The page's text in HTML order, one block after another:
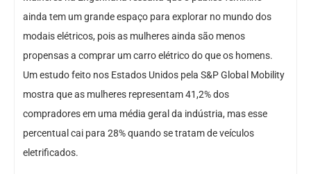
ainda tem um grande espaço para explorar no mundo dos
modais elétricos, pois as mulheres ainda são menos
propensas a comprar um carro elétrico do que os homens.
Um estudo feito nos Estados Unidos pela S&P Global Mobility
mostra que as mulheres representam 41,2% dos
compradores em uma média geral da indústria, mas esse
percentual cai para 28% quando se tratam de veículos
eletrificados.